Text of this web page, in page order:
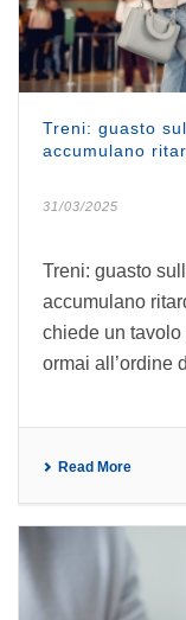
Treni: guasto
accumulano
31/03/2025
Treni: guasto
accumulano
chiede un tavolo
ormai all’ordine
Read More